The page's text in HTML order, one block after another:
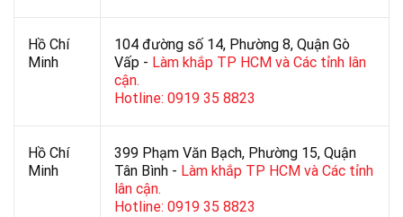
Hồ Chí
Minh
104 đường số 14, Phường 8, Quận Gò
Vấp - Làm khắp TP HCM và Các tỉnh lân
cận.
Hotline: 0919 35 8823
Hồ Chí
Minh
399 Phạm Văn Bạch, Phường 15, Quận
Tân Bình - Làm khắp TP HCM và Các tỉnh
lân cận.
Hotline: 0919 35 8823